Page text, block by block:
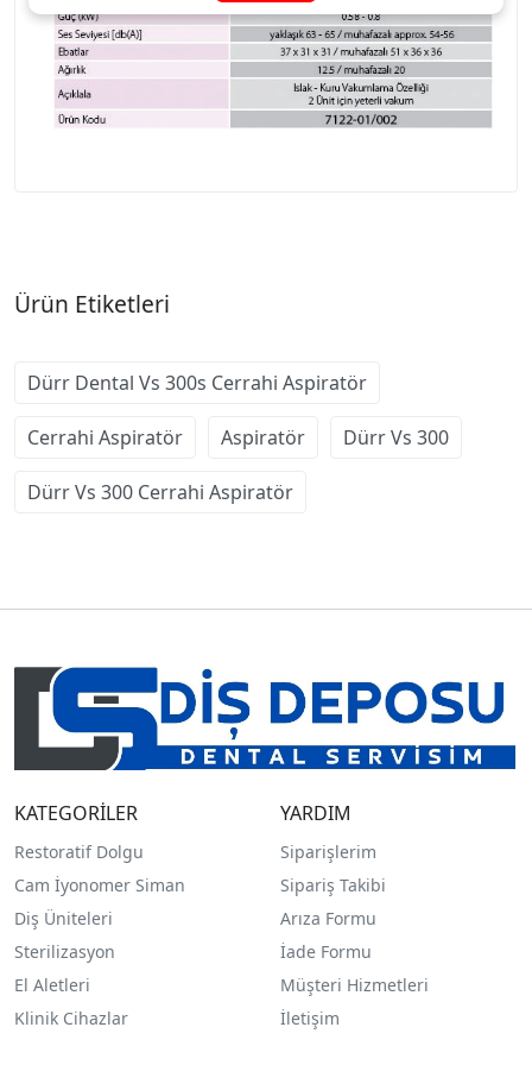
Ürün Etiketleri
Dürr Dental Vs 300s Cerrahi Aspiratör
Cerrahi Aspiratör Aspiratör Dürr Vs 300
Dürr Vs 300 Cerrahi Aspiratör
KATEGORİLER
Restoratif Dolgu
Cam İyonomer Siman
Diş Üniteleri
Sterilizasyon
El Aletleri
Klinik Cihazlar
YARDIM
Siparişlerim
Sipariş Takibi
Arıza Formu
İade Formu
Müşteri Hizmetleri
İletişim